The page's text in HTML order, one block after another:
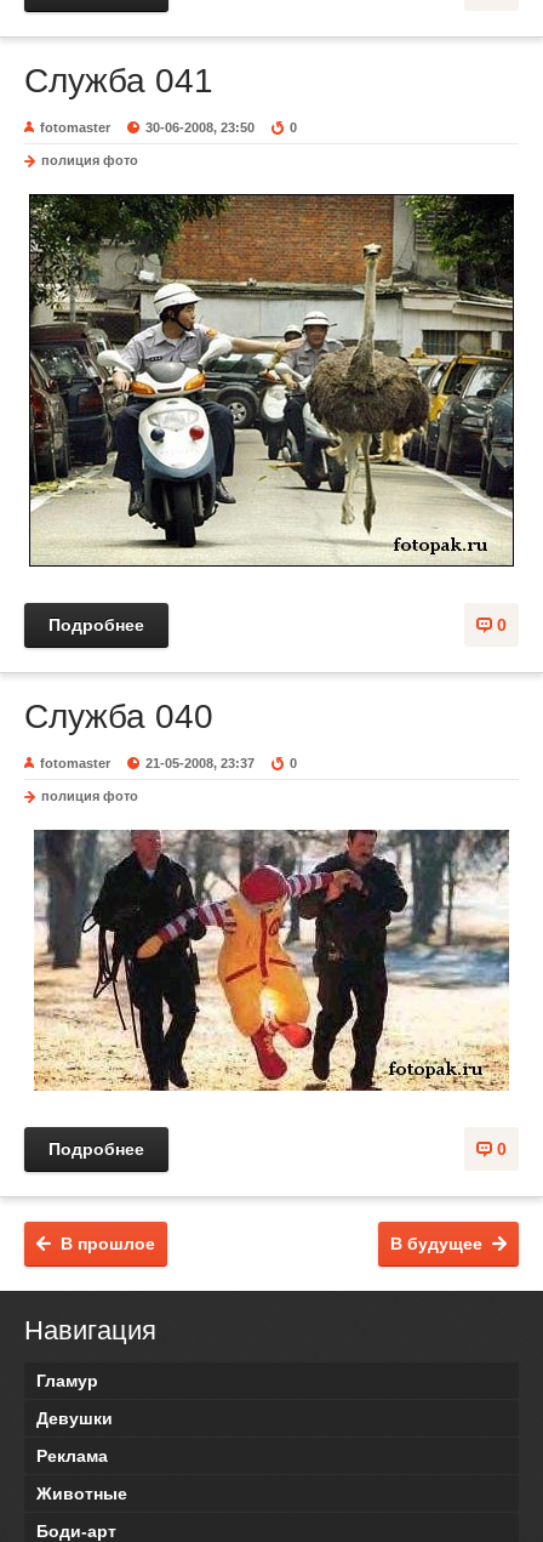
Служба 041
fotomaster 30-06-2008, 23:50 0
полиция фото
0
Подробнее
Служба 040
fotomaster 21-05-2008, 23:37 0
полиция фото
0
Подробнее
В будущее
В прошлое
Навигация
Гламур
Девушки
Реклама
Животные
Боди-арт